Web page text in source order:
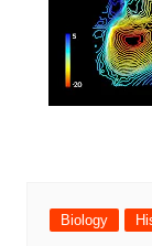
Biology